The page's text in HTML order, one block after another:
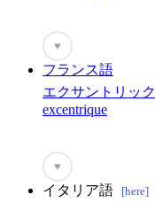
♥
フランス語
エクサントリック
excentrique
♥
イタリア語 [here]